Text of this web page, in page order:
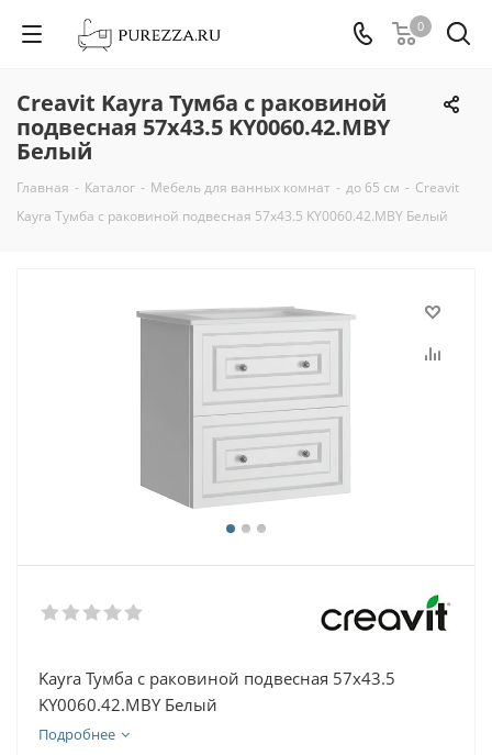
0
Creavit Kayra Тумба с раковиной
подвесная 57х43.5 KY0060.42.MBY
Белый
Главная - Каталог - Мебель для ванных комнат - до 65 см - Creavit
Kayra Тумба с раковиной подвесная 57х43.5 KY0060.42.MBY Белый
Kayra Тумба с раковиной подвесная 57х43.5
KY0060.42.MBY Белый
Подробнее